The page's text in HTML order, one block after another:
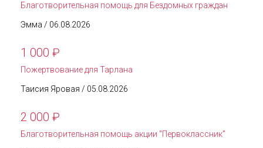
Благотворительная помощь для Бездомных граждан
Эмма / 06.08.2026
1 000 ₽
Пожертвование для Тарлана
Таисия Яровая / 05.08.2026
2 000 ₽
Благотворительная помощь акции "Первоклассник"